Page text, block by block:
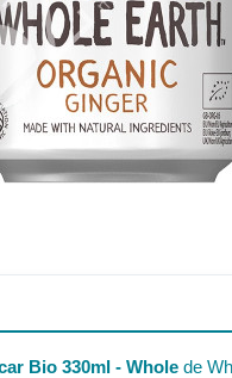
Bio 330ml - Whole de